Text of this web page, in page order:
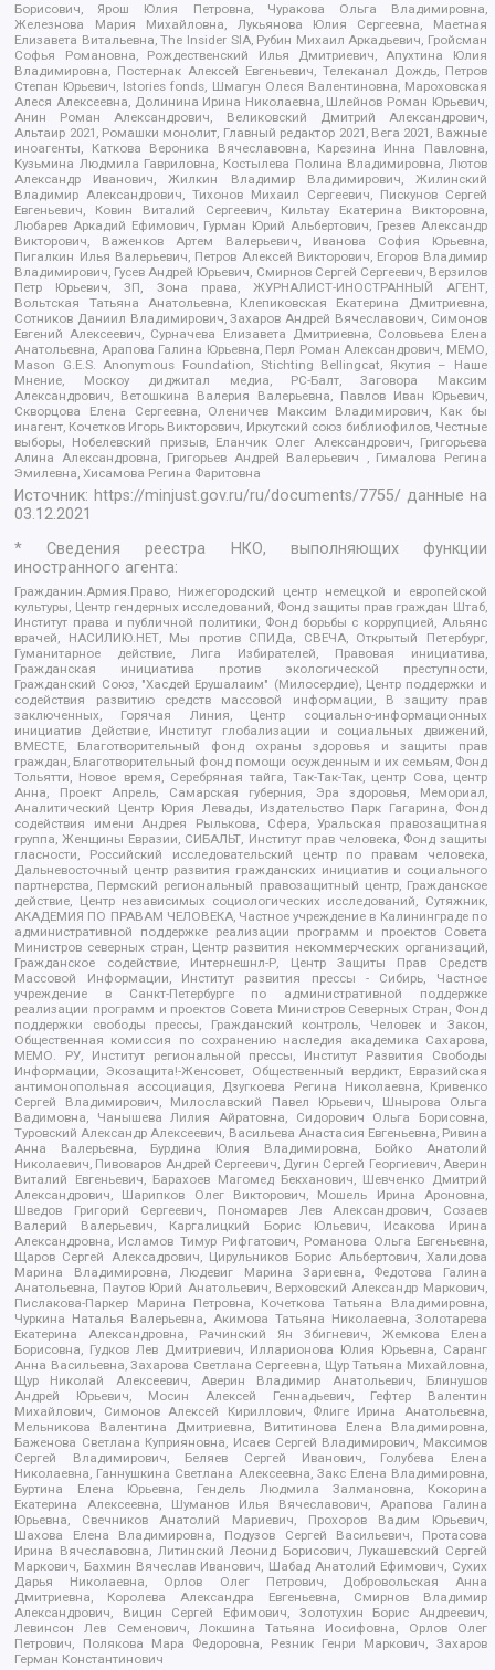
Борисович, Ярош Юлия Петровна, Чуракова Ольга Владимировна,
Железнова Мария Михайловна, Лукьянова Юлия Сергеевна, Маетная
Елизавета Витальевна, The Insider SIA, Рубин Михаил Аркадьевич, Гройсман
Софья Романовна, Рождественский Илья Дмитриевич, Апухтина Юлия
Владимировна, Постернак Алексей Евгеньевич, Телеканал Дождь, Петров
Степан Юрьевич, Istories fonds, Шмагун Олеся Валентиновна, Мароховская
Алеся Алексеевна, Долинина Ирина Николаевна, Шлейнов Роман Юрьевич,
Анин Роман Александрович, Великовский Дмитрий Александрович,
Альтаир 2021, Ромашки монолит, Главный редактор 2021, Вега 2021, Важные
иноагенты, Каткова Вероника Вячеславовна, Карезина Инна Павловна,
Кузьмина Людмила Гавриловна, Костылева Полина Владимировна, Лютов
Александр Иванович, Жилкин Владимир Владимирович, Жилинский
Владимир Александрович, Тихонов Михаил Сергеевич, Пискунов Сергей
Евгеньевич, Ковин Виталий Сергеевич, Кильтау Екатерина Викторовна,
Любарев Аркадий Ефимович, Гурман Юрий Альбертович, Грезев Александр
Викторович, Важенков Артем Валерьевич, Иванова София Юрьевна,
Пигалкин Илья Валерьевич, Петров Алексей Викторович, Егоров Владимир
Владимирович, Гусев Андрей Юрьевич, Смирнов Сергей Сергеевич, Верзилов
Петр Юрьевич, ЗП, Зона права, ЖУРНАЛИСТ-ИНОСТРАННЫЙ АГЕНТ,
Вольтская Татьяна Анатольевна, Клепиковская Екатерина Дмитриевна,
Сотников Даниил Владимирович, Захаров Андрей Вячеславович, Симонов
Евгений Алексеевич, Сурначева Елизавета Дмитриевна, Соловьева Елена
Анатольевна, Арапова Галина Юрьевна, Перл Роман Александрович, МЕМО,
Mason G.E.S. Anonymous Foundation, Stichting Bellingcat, Якутия – Наше
Мнение, Москоу диджитал медиа, РС-Балт, Заговора Максим
Александрович, Ветошкина Валерия Валерьевна, Павлов Иван Юрьевич,
Скворцова Елена Сергеевна, Оленичев Максим Владимирович, Как бы
инагент, Кочетков Игорь Викторович, Иркутский союз библиофилов, Честные
выборы, Нобелевский призыв, Еланчик Олег Александрович, Григорьева
Алина Александровна, Григорьев Андрей Валерьевич , Гималова Регина
Эмилевна, Хисамова Регина Фаритовна
Источник: https://minjust.gov.ru/ru/documents/7755/ данные на
03.12.2021
* Сведения реестра НКО, выполняющих функции
иностранного агента:
Гражданин.Армия.Право, Нижегородский центр немецкой и европейской
культуры, Центр гендерных исследований, Фонд защиты прав граждан Штаб,
Институт права и публичной политики, Фонд борьбы с коррупцией, Альянс
врачей, НАСИЛИЮ.НЕТ, Мы против СПИДа, СВЕЧА, Открытый Петербург,
Гуманитарное действие, Лига Избирателей, Правовая инициатива,
Гражданская инициатива против экологической преступности,
Гражданский Союз, "Хасдей Ерушалаим" (Милосердие), Центр поддержки и
содействия развитию средств массовой информации, В защиту прав
заключенных, Горячая Линия, Центр социально-информационных
инициатив Действие, Институт глобализации и социальных движений,
ВМЕСТЕ, Благотворительный фонд охраны здоровья и защиты прав
граждан, Благотворительный фонд помощи осужденным и их семьям, Фонд
Тольятти, Новое время, Серебряная тайга, Так-Так-Так, центр Сова, центр
Анна, Проект Апрель, Самарская губерния, Эра здоровья, Мемориал,
Аналитический Центр Юрия Левады, Издательство Парк Гагарина, Фонд
содействия имени Андрея Рылькова, Сфера, Уральская правозащитная
группа, Женщины Евразии, СИБАЛЬТ, Институт прав человека, Фонд защиты
гласности, Российский исследовательский центр по правам человека,
Дальневосточный центр развития гражданских инициатив и социального
партнерства, Пермский региональный правозащитный центр, Гражданское
действие, Центр независимых социологических исследований, Сутяжник,
АКАДЕМИЯ ПО ПРАВАМ ЧЕЛОВЕКА, Частное учреждение в Калининграде по
административной поддержке реализации программ и проектов Совета
Министров северных стран, Центр развития некоммерческих организаций,
Гражданское содействие, Интернешнл-Р, Центр Защиты Прав Средств
Массовой Информации, Институт развития прессы - Сибирь, Частное
учреждение в Санкт-Петербурге по административной поддержке
реализации программ и проектов Совета Министров Северных Стран, Фонд
поддержки свободы прессы, Гражданский контроль, Человек и Закон,
Общественная комиссия по сохранению наследия академика Сахарова,
МЕМО. РУ, Институт региональной прессы, Институт Развития Свободы
Информации, Экозащита!-Женсовет, Общественный вердикт, Евразийская
антимонопольная ассоциация, Дзугкоева Регина Николаевна, Кривенко
Сергей Владимирович, Милославский Павел Юрьевич, Шнырова Ольга
Вадимовна, Чанышева Лилия Айратовна, Сидорович Ольга Борисовна,
Туровский Александр Алексеевич, Васильева Анастасия Евгеньевна, Ривина
Анна Валерьевна, Бурдина Юлия Владимировна, Бойко Анатолий
Николаевич, Пивоваров Андрей Сергеевич, Дугин Сергей Георгиевич, Аверин
Виталий Евгеньевич, Барахоев Магомед Бекханович, Шевченко Дмитрий
Александрович, Шарипков Олег Викторович, Мошель Ирина Ароновна,
Шведов Григорий Сергеевич, Пономарев Лев Александрович, Созаев
Валерий Валерьевич, Каргалицкий Борис Юльевич, Исакова Ирина
Александровна, Исламов Тимур Рифгатович, Романова Ольга Евгеньевна,
Щаров Сергей Алексадрович, Цирульников Борис Альбертович, Халидова
Марина Владимировна, Людевиг Марина Зариевна, Федотова Галина
Анатольевна, Паутов Юрий Анатольевич, Верховский Александр Маркович,
Пислакова-Паркер Марина Петровна, Кочеткова Татьяна Владимировна,
Чуркина Наталья Валерьевна, Акимова Татьяна Николаевна, Золотарева
Екатерина Александровна, Рачинский Ян Збигневич, Жемкова Елена
Борисовна, Гудков Лев Дмитриевич, Илларионова Юлия Юрьевна, Саранг
Анна Васильевна, Захарова Светлана Сергеевна, Щур Татьяна Михайловна,
Щур Николай Алексеевич, Аверин Владимир Анатольевич, Блинушов
Андрей Юрьевич, Мосин Алексей Геннадьевич, Гефтер Валентин
Михайлович, Симонов Алексей Кириллович, Флиге Ирина Анатольевна,
Мельникова Валентина Дмитриевна, Вититинова Елена Владимировна,
Баженова Светлана Куприяновна, Исаев Сергей Владимирович, Максимов
Сергей Владимирович, Беляев Сергей Иванович, Голубева Елена
Николаевна, Ганнушкина Светлана Алексеевна, Закс Елена Владимировна,
Буртина Елена Юрьевна, Гендель Людмила Залмановна, Кокорина
Екатерина Алексеевна, Шуманов Илья Вячеславович, Арапова Галина
Юрьевна, Свечников Анатолий Мариевич, Прохоров Вадим Юрьевич,
Шахова Елена Владимировна, Подузов Сергей Васильевич, Протасова
Ирина Вячеславовна, Литинский Леонид Борисович, Лукашевский Сергей
Маркович, Бахмин Вячеслав Иванович, Шабад Анатолий Ефимович, Сухих
Дарья Николаевна, Орлов Олег Петрович, Добровольская Анна
Дмитриевна, Королева Александра Евгеньевна, Смирнов Владимир
Александрович, Вицин Сергей Ефимович, Золотухин Борис Андреевич,
Левинсон Лев Семенович, Локшина Татьяна Иосифовна, Орлов Олег
Петрович, Полякова Мара Федоровна, Резник Генри Маркович, Захаров
Герман Константинович